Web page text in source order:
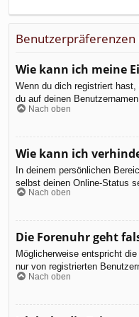
Benutzerpräferenzen
Wie kann ich meine
Wenn du dich registriert
du auf deinen
Nach oben
Wie kann ich
In deinem persönlichen
selbst deinen Online-Status
Nach oben
Die Forenuhr geht
Möglicherweise entspricht
nur von registrierten
Nach oben